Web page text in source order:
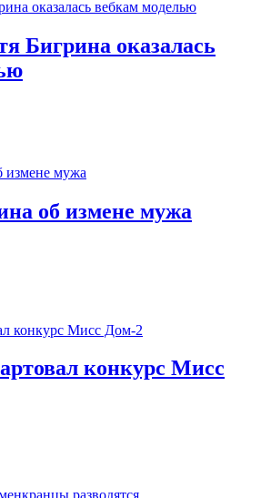
Бигрина оказалась
об измене мужа
конкурс Мисс